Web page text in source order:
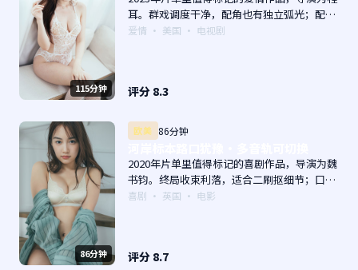
115分钟
耳。群戏调度干净，配角也有独立弧光；配乐
与画面气质统一。主演以演技派为主，适合喜
爱情 · 美国 · 电视剧
评分 8.3
86分钟
欧美 86分钟
2020年片单里值得标记的喜剧作品，导演为魏
书钧。终局收束利落，适合二刷抠细节；口碑
向与娱乐性兼顾。主演以演技派为主，适合喜
喜剧 · 英国 · 电影
评分 8.7